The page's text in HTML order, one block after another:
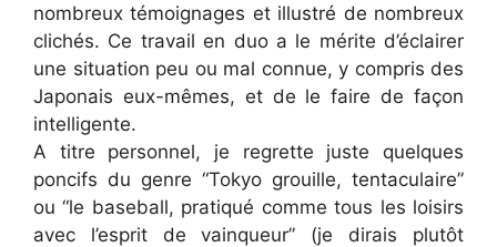
nombreux témoignages et illustré de nombreux
clichés. Ce travail en duo a le mérite d’éclairer
une situation peu ou mal connue, y compris des
Japonais eux-mêmes, et de le faire de façon
intelligente.
A titre personnel, je regrette juste quelques
poncifs du genre “Tokyo grouille, tentaculaire”
ou “le baseball, pratiqué comme tous les loisirs
avec l’esprit de vainqueur” (je dirais plutôt